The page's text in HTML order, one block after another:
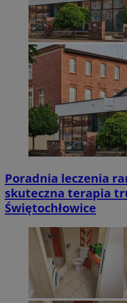
Poradnia leczenia
skuteczna terapia
Świętochłowice